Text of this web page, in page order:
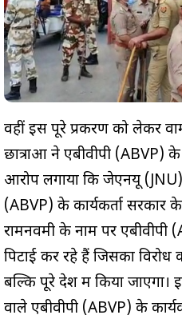
वहीं इस पूरे प्रकरण को लेकर
छात्राओं ने एबीवीपी (ABVP)
आरोप लगाया कि जेएनयू
(ABVP) के कार्यकर्ता सरकार के
रामनवमी के नाम पर एबीवीपी
पिटाई कर रहे हैं जिसका विरोध
बल्कि पूरे देश में किया जाएगा।
वाले एबीवीपी (ABVP) के